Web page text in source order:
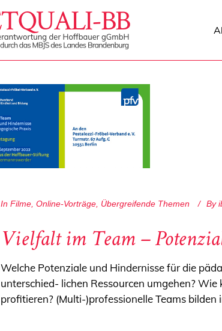
In Filme Online-Vorträge Übergreifende Themen By
Vielfalt im Team –
Welche Potenziale und Hindernisse für die
unterschied- lichen Ressourcen umgehen?
profitieren? (Multi-)professionelle Teams